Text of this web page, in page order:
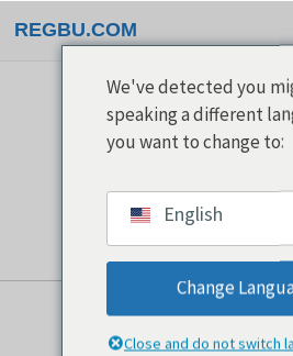
na
REGBU.COM
We've detected you
speaking a different
you want to change to:
English
Change
Close and do not switch